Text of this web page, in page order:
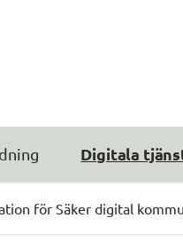
Digitala
för Säker digital